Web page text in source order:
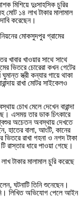
মিশিয়ে দুঃসাহসিক চুরির
মোট ১৪ লাখ টাকার মালামাল
করেছেন।
মোকসুদপুর গ্রামের
খাবার খাওয়ার সাথে সাথে
ভিতরে চোরেরা কখন গেটের
স্ত্রী কন্যার গায়ে থাকা
রাখা মোটর সাইকেলও
চোখ মেলে দেখেন বারান্দা
এসময় তার ডাক চিৎকারে
অচেতন অবস্থায় দেখতে
হাতের বালা, আংটি, কানের
রাখা গহনা ও নগদ টাকা
রাস্তার ধারে পাওয়া গেছে।
টাকার মালামাল চুরি করেছে
ঘটনাটি তিনি শুনেছেন।
লিখিত অভিযোগ পেলে আইন